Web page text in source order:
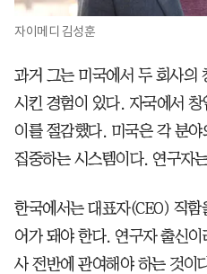
자이메디 김성훈
과거 그는 미국에서 두 회사의
시킨 경험이 있다. 자국에서
이를 절감했다. 미국은 각 분
집중하는 시스템이다. 연구자
한국에서는 대표자(CEO) 직함
어가 돼야 한다. 연구자 출신
사 전반에 관여해야 하는 것이